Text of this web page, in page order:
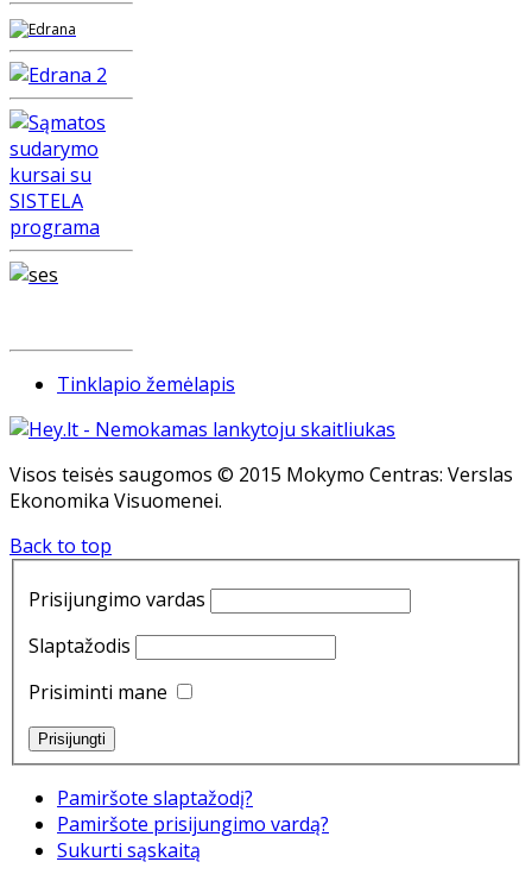
Tinklapio žemėlapis
Visos teisės saugomos © 2015 Mokymo Centras: Verslas
Ekonomika Visuomenei.
Back to top
Prisijungimo vardas
Slaptažodis
Prisiminti mane
Pamiršote slaptažodį?
Pamiršote prisijungimo vardą?
Sukurti sąskaitą